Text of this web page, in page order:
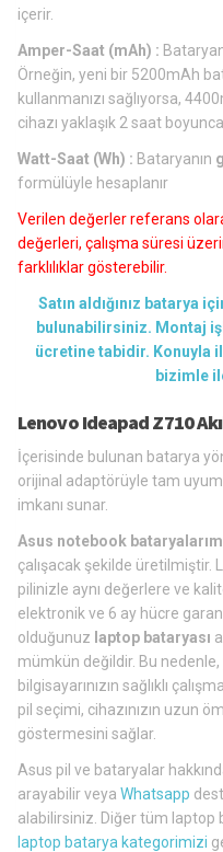
içerir.
Amper-Saat (mAh) :
Örneğin, yeni bir 5200mAh
kullanmanızı sağlıyorsa,
cihazı yaklaşık 2 saat boyunca
Watt-Saat (Wh) : Bataryanın
formülüyle hesaplanır
Verilen değerler referans
değerleri, çalışma süresi
farklılıklar gösterebilir.
Satın aldığınız batarya
bulunabilirsiniz. Montaj
ücretine tabidir. Konuyla
bizimle
Lenovo Ideapad Z710
İçerisinde bulunan batarya
orijinal adaptörüyle tam
imkanı sunar.
Asus notebook
çalışacak şekilde üretilmiştir.
pilinizle aynı değerlere ve
elektronik ve 6 ay hücre
olduğunuz laptop bataryası
mümkün değildir. Bu
bilgisayarınızın sağlıklı
pil seçimi, cihazınızın uzun
göstermesini sağlar.
Asus pil ve bataryalar
arayabilir veya Whatsapp
alabilirsiniz. Diğer tüm laptop
laptop batarya kategorimizi